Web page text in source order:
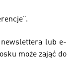
lub e-
może zająć do